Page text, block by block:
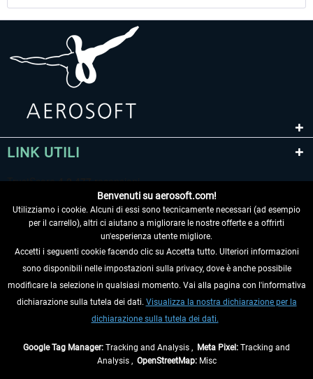
LINK UTILI
RECEDERE DAL CONTRATTO
INFORMAZIONI
Benvenuti su aerosoft.com!
Utilizziamo i cookie. Alcuni di essi sono tecnicamente necessari (ad esempio
per il carrello), altri ci aiutano a migliorare le nostre offerte e a offrirti
un'esperienza utente migliore.
Accetti i seguenti cookie facendo clic su Accetta tutto. Ulteriori informazioni
sono disponibili nelle impostazioni sulla privacy, dove è anche possibile
modificare la selezione in qualsiasi momento. Vai alla pagina con l'informativa
dichiarazione sulla tutela dei dati. Visualizza la nostra dichiarazione per la
dichiarazione sulla tutela dei dati.
Google Tag Manager: Tracking and Analysis , Meta Pixel: Tracking and
Analysis , OpenStreetMap:Misc